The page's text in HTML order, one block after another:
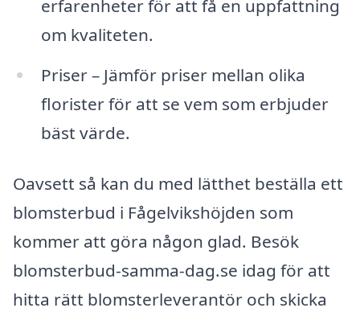
erfarenheter för att få en uppfattning
om kvaliteten.
Priser – Jämför priser mellan olika
florister för att se vem som erbjuder
bäst värde.
Oavsett så kan du med lätthet beställa ett
blomsterbud i Fågelvikshöjden som
kommer att göra någon glad. Besök
blomsterbud-samma-dag.se idag för att
hitta rätt blomsterleverantör och skicka